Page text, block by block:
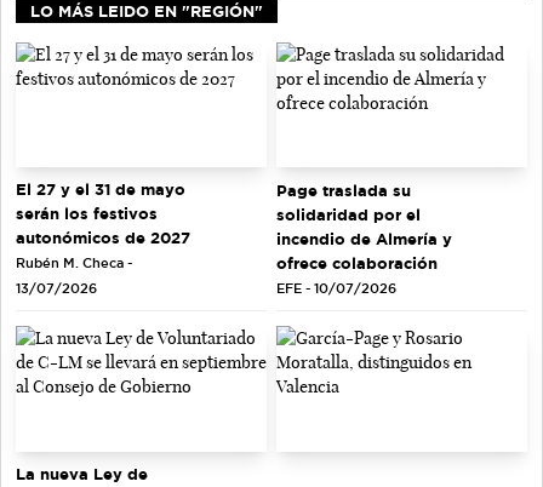
LO MÁS LEIDO EN "REGIÓN"
El 27 y el 31 de mayo
serán los festivos
autonómicos de 2027
Rubén M. Checa -
13/07/2026
Page traslada su
solidaridad por el
incendio de Almería y
ofrece colaboración
EFE - 10/07/2026
La nueva Ley de